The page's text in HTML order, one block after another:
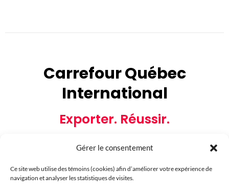
Gérer le consentement
Ce site web utilise des témoins (cookies) afin d’améliorer votre expérience de
navigation et analyser les statistiques de visites.
Carrefour Québec
International
Exporter. Réussir.